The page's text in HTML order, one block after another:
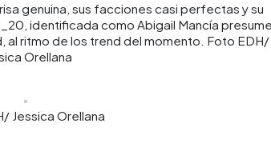
genuina, sus facciones casi perfectas y su
identificada como Abigail Mancía presume
al ritmo de los trend del momento. Foto EDH/
Orellana
Jessica Orellana